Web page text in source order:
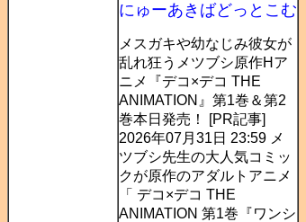
にゅーあきばどっとこむ
メスガキや幼なじみ彼女が
乱れ狂うメツブシ原作Hア
ニメ『デコ×デコ THE
ANIMATION』第1巻＆第2
巻本日発売！ [PR記事]
2026年07月31日 23:59 メ
ツブシ先生の大人気コミッ
クが原作のアダルトアニメ
「 デコ×デコ THE
ANIMATION 第1巻『ワンシ